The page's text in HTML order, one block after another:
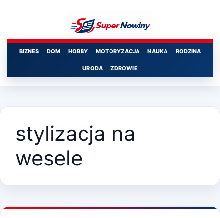
BIZNES DOM HOBBY MOTORYZACJA NAUKA RODZINA
URODA ZDROWIE
stylizacja na
wesele